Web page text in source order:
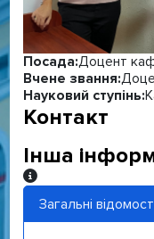
Посада:Доцент
Вчене звання:
Науковий ступінь:
Контакт
Інша
Інша інформація
Загальні